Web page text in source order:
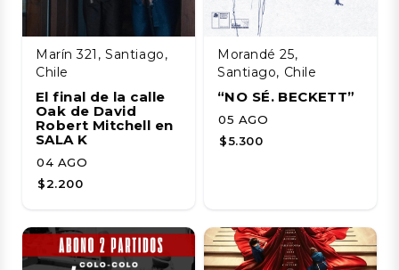
Marín 321, Santiago,
Chile
El final de la calle
Oak de David
Robert Mitchell en
SALA K
04 AGO
$2.200
Morandé 25,
Santiago, Chile
“NO SÉ. BECKETT”
05 AGO
$5.300